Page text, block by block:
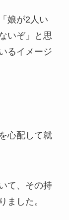
娘が2人い
いぞ」と思
るイメージ
心配して就
て、その持
ました。